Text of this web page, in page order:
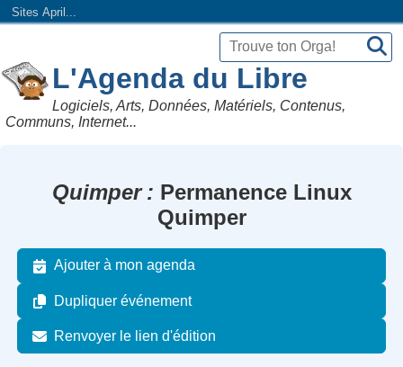
Sites April...
L'Agenda du Libre
Logiciels, Arts, Données, Matériels, Contenus,
Communs, Internet...
Quimper
Permanence Linux
Quimper
Ajouter à mon agenda
Dupliquer événement
Renvoyer le lien d'édition